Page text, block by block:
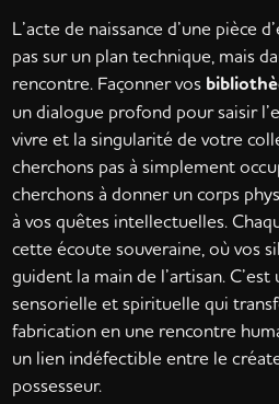
L’acte de naissance d’une pièce
pas sur un plan technique, mais
rencontre. Façonner vos
un dialogue profond pour saisir
vivre et la singularité de votre
cherchons pas à simplement
cherchons à donner un corps
à vos quêtes intellectuelles.
cette écoute souveraine, où vos
guident la main de l’artisan.
sensorielle et spirituelle qui
fabrication en une rencontre
un lien indéfectible entre le
possesseur.